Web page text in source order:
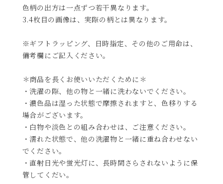
色柄の出方は一点ずつ若干異なります。
3.4枚目の画像は、実際の柄とは異なります。
※ギフトラッピング、日時指定、その他のご用命は、
備考欄にご記入ください。
＊商品を長くお使いいただくために＊
・洗濯の際、他の物と一緒に洗わないでください。
・濃色品は湿った状態で摩擦されますと、色移りする
場合がございます。
・白物や淡色との組み合わせは、ご注意ください。
・濡れた状態で、他の洗濯物と一緒に重ね合わせない
でください。
・直射日光や蛍光灯に、長時間さらされないように保
管してくだい。